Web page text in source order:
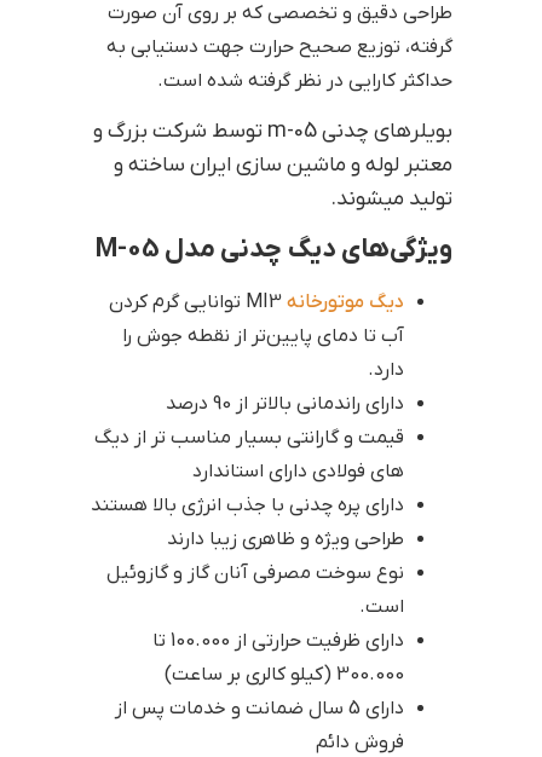
طراحی دقیق و تخصصی که بر روی آن صورت
گرفته، توزیع صحیح حرارت جهت دستیابی به
حداکثر کارایی در نظر گرفته شده است.
بویلرهای چدنی m-05 توسط شرکت بزرگ و
معتبر لوله و ماشین سازی ایران ساخته و
تولید میشوند.
ویژگی‌های دیگ چدنی مدل M-05
دیگ موتورخانه
MI3 توانایی گرم کردن
آب تا دمای پایین‌تر از نقطه جوش را
دارد.
دارای راندمانی بالاتر از 90 درصد
قیمت و گارانتی بسیار مناسب تر از دیگ
های فولادی دارای استاندارد
دارای پره چدنی با جذب انرژی بالا هستند
طراحی ویژه و ظاهری زیبا دارند
نوع سوخت مصرفی آنان گاز و گازوئیل
است.
دارای ظرفیت حرارتی از 100.000 تا
300.000 (کیلو کالری بر ساعت)
دارای 5 سال ضمانت و خدمات پس از
فروش دائم